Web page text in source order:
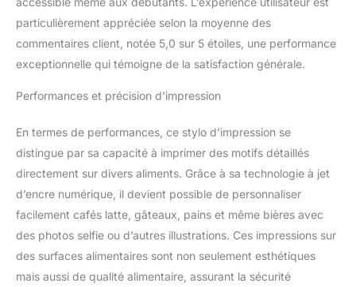
être en contact direct avec la peau, non
irritant et facile à nettoyer. ღ 【 CONTENU DE
LA BOÎTE 】 PrintPen x 1, Cartouche d'encre
x 1, Règle auxiliaire x 1, Câble USB x 1,
Couverture Pritective x 1, Instructions x 1. Si
veuillez nous envoyer un e-mail à temps et
plus brefs délais.
particulièrement appréciée selon la moyenne des
commentaires client, notée 5,0 sur 5 étoiles, une performance
exceptionnelle qui témoigne de la satisfaction générale.
Performances et précision d’impression
En termes de performances, ce stylo d’impression se
distingue par sa capacité à imprimer des motifs détaillés
directement sur divers aliments. Grâce à sa technologie à jet
d’encre numérique, il devient possible de personnaliser
facilement cafés latte, gâteaux, pains et même bières avec
des photos selfie ou d’autres illustrations. Ces impressions sur
des surfaces alimentaires sont non seulement esthétiques
mais aussi de qualité alimentaire, assurant la sécurité